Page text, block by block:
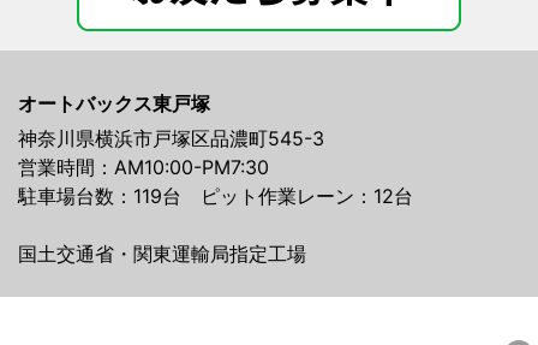
オートバックス東戸塚
神奈川県横浜市戸塚区品濃町545-3
営業時間：AM10:00-PM7:30
駐車場台数：119台 ピット作業レーン：12台
国土交通省・関東運輸局指定工場